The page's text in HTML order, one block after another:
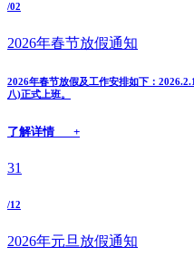
/02
2026年春节放假通知
2026年春节放假及工作安排如下：
八)正式上班。
了解详情 +
31
/12
2026年元旦放假通知